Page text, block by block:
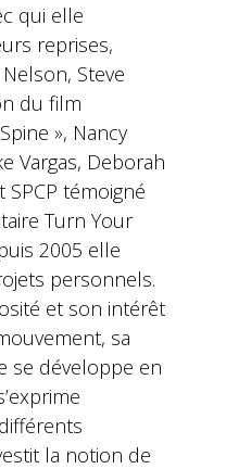
qui elle
reprises,
Steve
du film
», Nancy
Vargas, Deborah
témoigné
Turn Your
2005 elle
personnels.
et son intérêt
sa
se développe en
la notion de